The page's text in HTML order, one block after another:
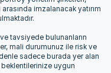
imzalanacak yatırım
tavsiyede bulunanların
mali durumunuz ile risk ve
sadece burada yer alan
beklentilerinize uygun